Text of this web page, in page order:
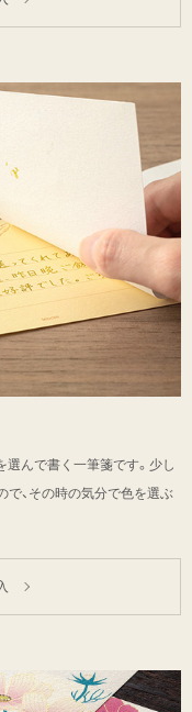
選んで書く一筆箋です。少し
、その時の気分で色を選ぶ